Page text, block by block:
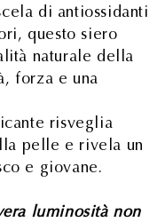
di antiossidanti
questo siero
naturale della
forza e una
risveglia
pelle e rivela un
e giovane.
luminosità non